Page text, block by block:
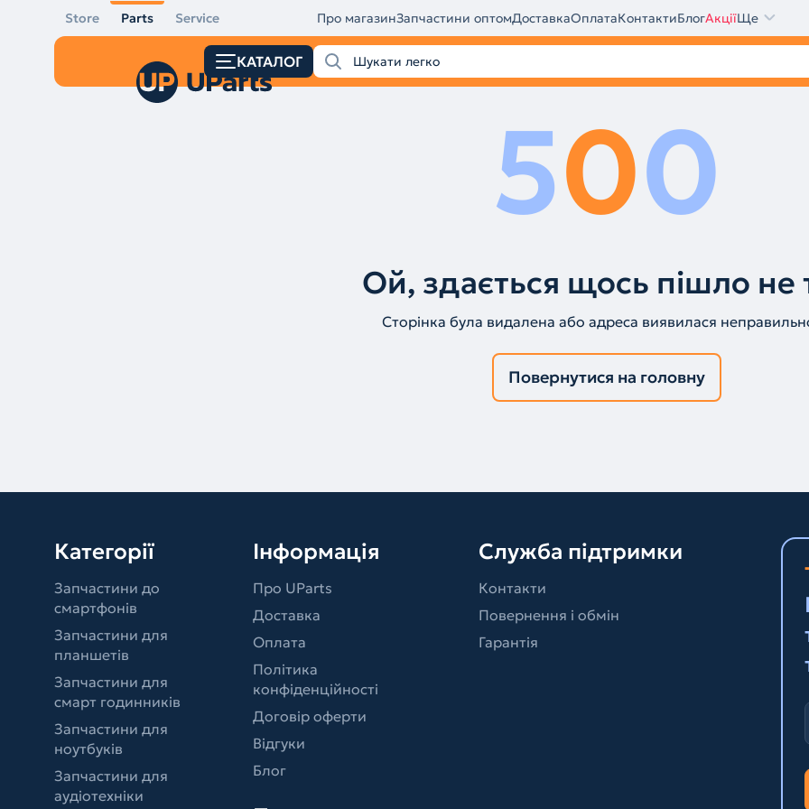
Store Parts Service Про магазинЗапчастини оптомДоставкаОплатаКонтактиБлогАкціїЩе
КАТАЛОГ
500
Ой, здається щось пішло не
Сторінка була видалена або адреса виявилася
Повернутися на головну
Категорії
Запчастини до
смартфонів
Запчастини для
планшетів
Запчастини для
смарт годинників
Запчастини для
ноутбуків
Запчастини для
аудіотехніки
Інформація
Про UParts
Доставка
Оплата
Політика
конфіденційності
Договір оферти
Відгуки
Блог
Служба підтримки
Контакти
Повернення і обмін
Гарантія